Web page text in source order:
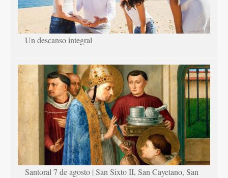
Un descanso integral
Santoral 7 de agosto | San Sixto II, San Cayetano, San